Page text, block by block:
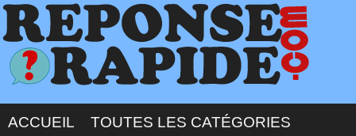
ACCUEIL TOUTES LES CATÉGORIES